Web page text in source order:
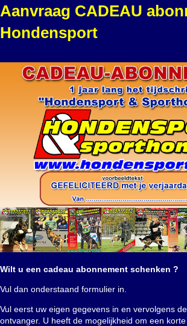
Aanvraag CADEAU
Hondensport
Wilt u een cadeau abonnement schenken
Vul dan onderstaand formulier in.
Vul eerst uw eigen gegevens in en vervolgens
ontvanger. U heeft de mogelijkheid om een